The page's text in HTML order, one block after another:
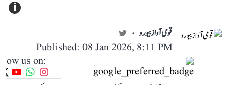
i
قومی آواز بیورو
Published: 08 Jan 2026, 8:11 PM
us on: